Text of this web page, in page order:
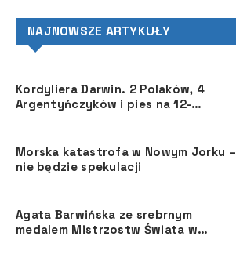
NAJNOWSZE ARTYKUŁY
Kordyliera Darwin. 2 Polaków, 4
Argentyńczyków i pies na 12-
Morska katastrofa w Nowym Jorku –
nie będzie spekulacji
Agata Barwińska ze srebrnym
medalem Mistrzostw Świata w